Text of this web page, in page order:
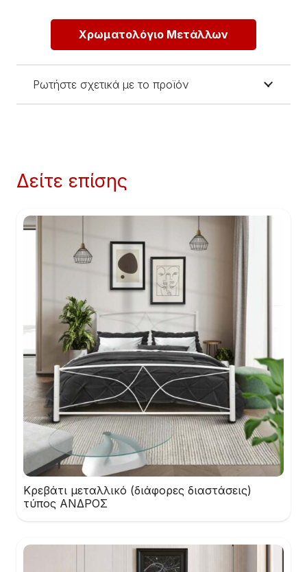
Χρωματολόγιο Μετάλλων
Ρωτήστε σχετικά με το προϊόν
Δείτε επίσης
Κρεβάτι μεταλλικό (διάφορες διαστάσεις)
τύπος ΑΝΔΡΟΣ